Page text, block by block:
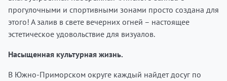
прогулочными и спортивными зонами просто создана для
этого! А залив в свете вечерних огней – настоящее
эстетическое удовольствие для визуалов.
Насыщенная культурная жизнь.
В Южно-Приморском округе каждый найдет досуг по